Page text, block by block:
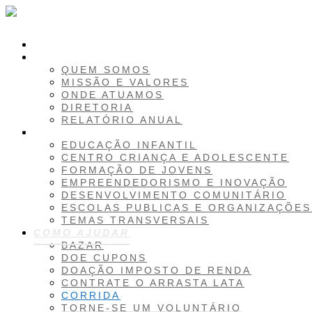
QUEM SOMOS
MISSÃO E VALORES
ONDE ATUAMOS
DIRETORIA
RELATÓRIO ANUAL
EDUCAÇÃO INFANTIL
CENTRO CRIANÇA E ADOLESCENTE
FORMAÇÃO DE JOVENS
EMPREENDEDORISMO E INOVAÇÃO
DESENVOLVIMENTO COMUNITÁRIO
ESCOLAS PUBLICAS E
TEMAS TRANSVERSAIS
BAZAR
DOE CUPONS
DOAÇÃO IMPOSTO DE RENDA
CONTRATE O ARRASTA LATA
CORRIDA
TORNE-SE UM VOLUNTÁRIO